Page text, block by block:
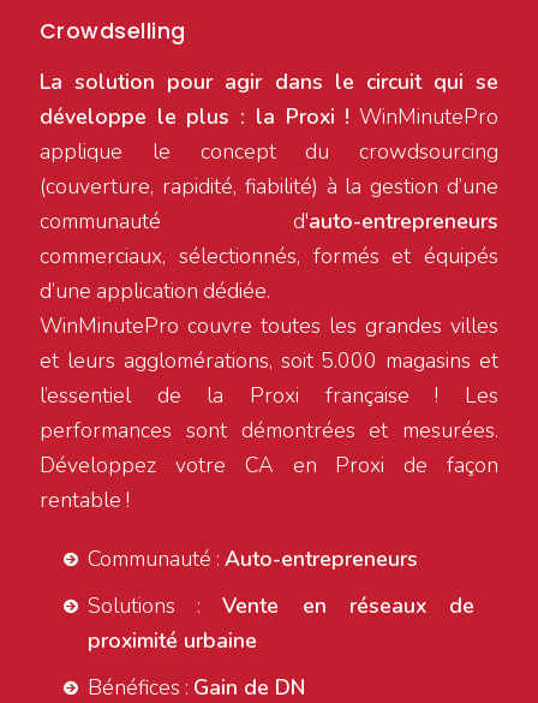
Crowdselling
La solution pour agir dans le circuit qui se
développe le plus : la Proxi ! WinMinutePro
applique le concept du crowdsourcing
(couverture, rapidité, fiabilité) à la gestion d’une
communauté d'auto-entrepreneurs
commerciaux, sélectionnés, formés et équipés
d’une application dédiée.
WinMinutePro couvre toutes les grandes villes
et leurs agglomérations, soit 5.000 magasins et
l’essentiel de la Proxi française ! Les
performances sont démontrées et mesurées.
Développez votre CA en Proxi de façon
rentable !
Communauté : Auto-entrepreneurs
Solutions :Vente en réseaux de
proximité urbaine
Bénéfices : Gain de DN